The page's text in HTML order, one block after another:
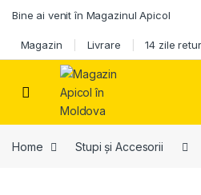
Skip to navigation
Skip to content
Bine ai venit în Magazinul Apicol
Magazin Livrare 14 zile retur
Home Stupi și Accesorii